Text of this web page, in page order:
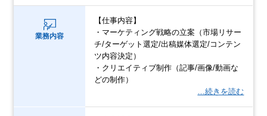
業務内容
【仕事内容】
・マーケティング戦略の立案（市場リサー
チ/ターゲット選定/出稿媒体選定/コンテン
ツ内容決定）
・クリエイティブ制作（記事/画像/動画な
どの制作）
…続きを読む